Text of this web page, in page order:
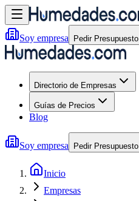
Soy empresa Pedir Presupuesto
Directorio de Empresas
Guías de Precios
Blog
Soy empresa Pedir Presupuesto
Inicio
Empresas